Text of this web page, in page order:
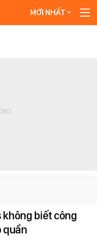
MỚI NHẤT
không biết công
quần